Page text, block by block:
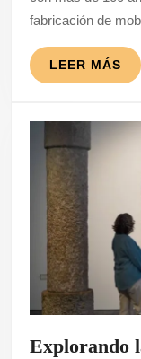
fabricación de
LEER MÁS
Explorando